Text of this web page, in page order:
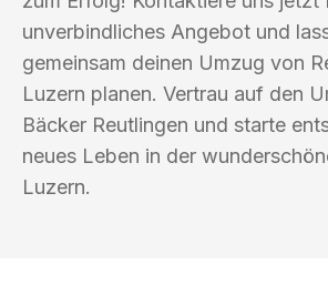
unverbindliches Angebot und
gemeinsam deinen Umzug von
Luzern planen. Vertrau auf den
Bäcker Reutlingen und starte
neues Leben in der
Luzern.